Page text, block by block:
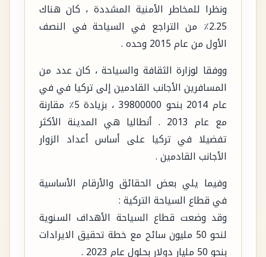
ونظرا للمخاطر الأمنية المشددة ، كان هناك
2.25٪ من التراجع في السياحة في النصف
الأول من عام 2015 وحده .
ووفقا لوزارة الثقافة والسياحة ، كان عدد من
المسافرين الأجانب القادمين إلى تركيا في في
عام 2014 بنحو 39800000 ، بزيادة 5٪ مقارنة
مع عام 2013 . أنطاليا هي المدينة الأكثر
تفضيلا في تركيا على أساس أعداد الزوار
الأجانب القادمين .
وفيما يلي بعض الحقائق والأرقام الأساسية
في قطاع السياحة التركية :
وقد وضعت قطاع السياحة الأهداف السنوية
لنحو 50 مليون سائح مع خطة تحقيق الايرادات
بنحو 50 مليار دولار بحلول عام 2023 .